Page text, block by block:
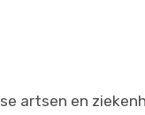
artsen en